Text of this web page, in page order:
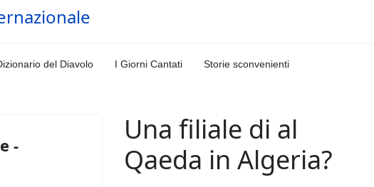
del Diavolo I Giorni Cantati Storie sconvenienti
-
Una filiale di al
Qaeda in Algeria?